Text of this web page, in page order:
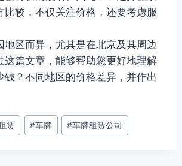
比较，不仅关注价格，还要考虑服
地区而异，尤其是在北京及其周边
这篇文章，能够帮助您更好地理解
钱？不同地区的价格差异，并作出
赁 #车牌 #车牌租赁公司